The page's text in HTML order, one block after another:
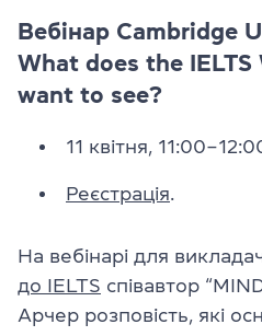
Вебінар Cambridge
What does the
want to see?
11 квітня,
Реєстрація
На вебінарі для
до IELTS співавтор
Арчер розповість, які